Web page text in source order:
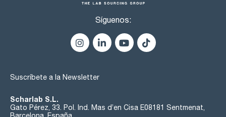
Síguenos:
Suscríbete a la Newsletter
Scharlab S.L.
Gato Pérez, 33. Pol. Ind. Mas d’en Cisa E08181 Sentmenat,